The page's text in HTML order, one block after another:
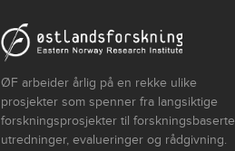
ØF arbeider årlig på en rekke ulike
prosjekter som spenner fra langsiktige
forskningsprosjekter til forskningsbaserte
utredninger, evalueringer og rådgivning.